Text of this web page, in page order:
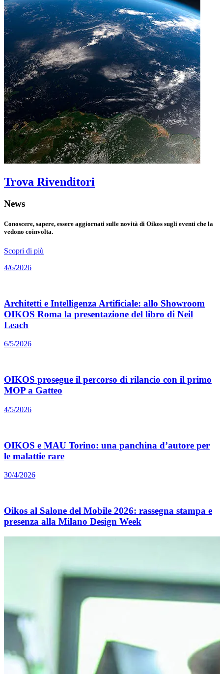
Trova Rivenditori
News
Conoscere, sapere, essere aggiornati sulle novità di Oikos sugli eventi che la
vedono coinvolta.
Scopri di più
4/6/2026
Architetti e Intelligenza Artificiale: allo Showroom
OIKOS Roma la presentazione del libro di Neil
Leach
6/5/2026
OIKOS prosegue il percorso di rilancio con il primo
MOP a Gatteo
4/5/2026
OIKOS e MAU Torino: una panchina d’autore per
le malattie rare
30/4/2026
Oikos al Salone del Mobile 2026: rassegna stampa e
presenza alla Milano Design Week